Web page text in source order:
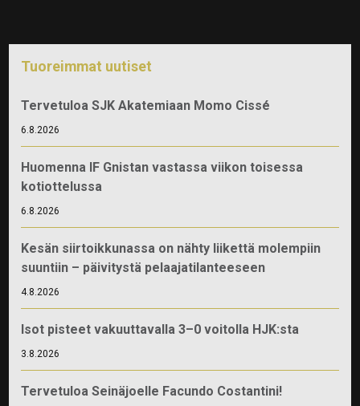
Tuoreimmat uutiset
Tervetuloa SJK Akatemiaan Momo Cissé
6.8.2026
Huomenna IF Gnistan vastassa viikon toisessa
kotiottelussa
6.8.2026
Kesän siirtoikkunassa on nähty liikettä molempiin
suuntiin – päivitystä pelaajatilanteeseen
4.8.2026
Isot pisteet vakuuttavalla 3–0 voitolla HJK:sta
3.8.2026
Tervetuloa Seinäjoelle Facundo Costantini!